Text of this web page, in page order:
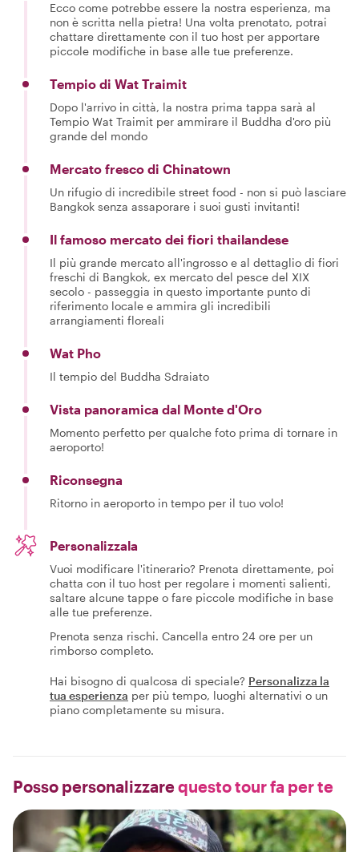
Ecco come potrebbe essere la nostra esperienza, ma
non è scritta nella pietra! Una volta prenotato, potrai
chattare direttamente con il tuo host per apportare
piccole modifiche in base alle tue preferenze.
Tempio di Wat Traimit
Dopo l'arrivo in città, la nostra prima tappa sarà al
Tempio Wat Traimit per ammirare il Buddha d'oro più
grande del mondo
Mercato fresco di Chinatown
Un rifugio di incredibile street food - non si può lasciare
Bangkok senza assaporare i suoi gusti invitanti!
Il famoso mercato dei fiori thailandese
Il più grande mercato all'ingrosso e al dettaglio di fiori
freschi di Bangkok, ex mercato del pesce del XIX
secolo - passeggia in questo importante punto di
riferimento locale e ammira gli incredibili
arrangiamenti floreali
Wat Pho
Il tempio del Buddha Sdraiato
Vista panoramica dal Monte d'Oro
Momento perfetto per qualche foto prima di tornare in
aeroporto!
Riconsegna
Ritorno in aeroporto in tempo per il tuo volo!
Personalizzala
Vuoi modificare l'itinerario? Prenota direttamente, poi
chatta con il tuo host per regolare i momenti salienti,
saltare alcune tappe o fare piccole modifiche in base
alle tue preferenze.
Prenota senza rischi. Cancella entro 24 ore per un
rimborso completo.
Hai bisogno di qualcosa di speciale? Personalizza la
tua esperienza per più tempo, luoghi alternativi o un
piano completamente su misura.
Posso personalizzarequesto tour fa per te